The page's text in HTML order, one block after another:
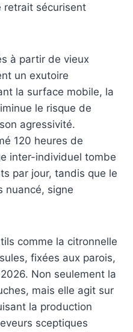
retrait sécurisent
à partir de vieux
un exutoire
la surface mobile, la
le risque de
agressivité.
120 heures de
inter-individuel tombe
par jour, tandis que le
nuancé, signe
comme la citronnelle
fixées aux parois,
Non seulement la
mais elle agit sur
la production
sceptiques